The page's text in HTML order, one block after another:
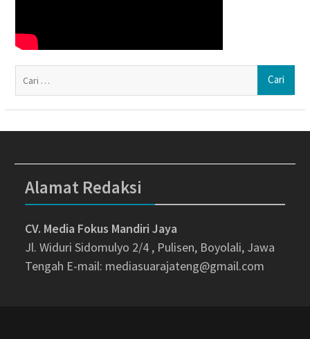
Alamat Redaksi
CV. Media Fokus Mandiri Jaya
Jl. Widuri Sidomulyo 2/4 , Pulisen, Boyolali, Jawa
Tengah E-mail: mediasuarajateng@gmail.com